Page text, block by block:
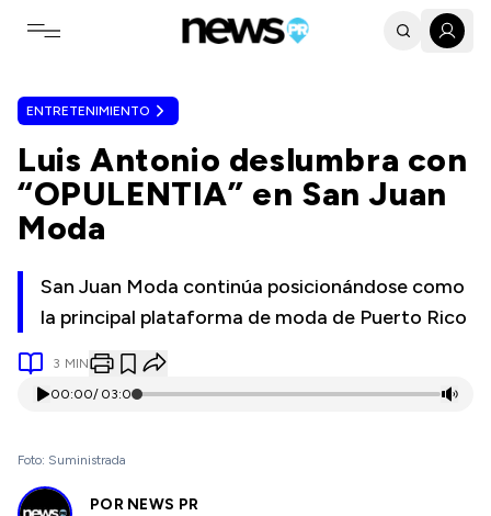
Toggle navigation menu
ENTRETENIMIENTO
Luis Antonio deslumbra con
“OPULENTIA” en San Juan
Moda
San Juan Moda continúa posicionándose como
la principal plataforma de moda de Puerto Rico
3 MIN
00:00/ 03:01
Foto: Suministrada
POR NEWS PR